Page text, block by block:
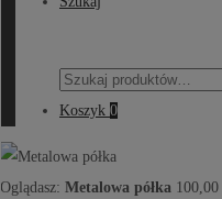
Szukaj:
Koszyk 0
Oglądasz: Metalowa półka 100,00